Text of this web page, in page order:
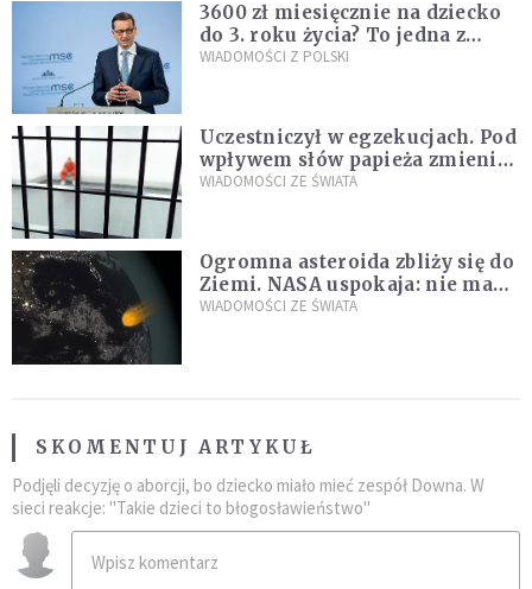
3600 zł miesięcznie na dziecko
do 3. roku życia? To jedna z
propozycji programu "Rozwój
WIADOMOŚCI Z POLSKI
Uczestniczył w egzekucjach. Pod
wpływem słów papieża zmienił
zdanie
WIADOMOŚCI ZE ŚWIATA
Ogromna asteroida zbliży się do
Ziemi. NASA uspokaja: nie ma
zagrożenia
WIADOMOŚCI ZE ŚWIATA
SKOMENTUJ ARTYKUŁ
Podjęli decyzję o aborcji, bo dziecko miało mieć zespół Downa. W
sieci reakcje: "Takie dzieci to błogosławieństwo"